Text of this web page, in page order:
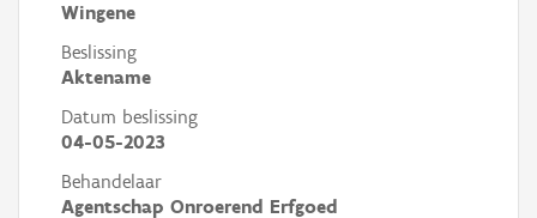
Wingene
Beslissing
Aktename
Datum beslissing
04-05-2023
Behandelaar
Agentschap Onroerend Erfgoed